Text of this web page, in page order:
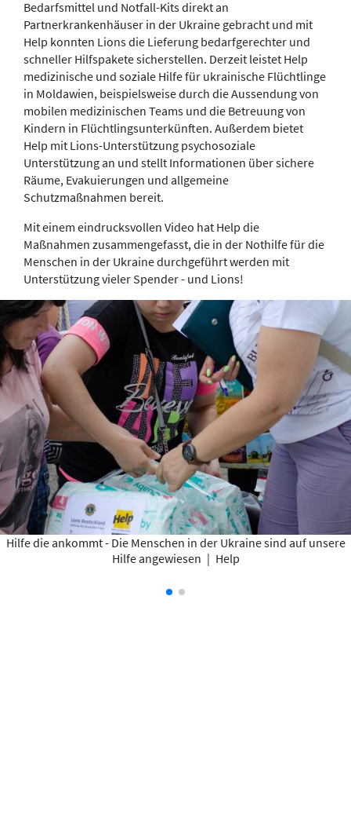
Bedarfsmittel und Notfall-Kits direkt an
Partnerkrankenhäuser in der Ukraine gebracht und mit
Help konnten Lions die Lieferung bedarfgerechter und
schneller Hilfspakete sicherstellen. Derzeit leistet Help
medizinische und soziale Hilfe für ukrainische Flüchtlinge
in Moldawien, beispielsweise durch die Aussendung von
mobilen medizinischen Teams und die Betreuung von
Kindern in Flüchtlingsunterkünften. Außerdem bietet
Help mit Lions-Unterstützung psychosoziale
Unterstützung an und stellt Informationen über sichere
Räume, Evakuierungen und allgemeine
Schutzmaßnahmen bereit.
Mit einem eindrucksvollen Video hat Help die
Maßnahmen zusammengefasst, die in der Nothilfe für die
Menschen in der Ukraine durchgeführt werden mit
Unterstützung vieler Spender - und Lions!
Hilfe die ankommt - Die Menschen in der Ukraine sind auf unsere
Hilfe angewiesen | Help